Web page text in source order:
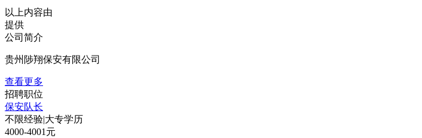
以上内容由
提供
公司简介
贵州陟翔保安有限公司
查看更多
招聘职位
保安队长
不限经验|大专学历
4000-4001元